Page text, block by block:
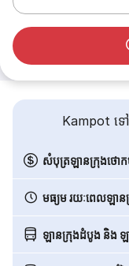
Kampot ទ
សំបុត្រឡានក្រុងថោ
មធ្យម រយៈពេលឡាន
ឡានក្រុងដំបូង និង